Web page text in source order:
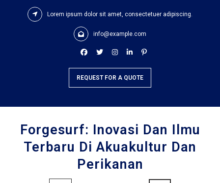
Lorem ipsum dolor sit amet, consectetuer adipiscing.
info@example.com
REQUEST FOR A QUOTE
Forgesurf: Inovasi Dan Ilmu
Terbaru Di Akuakultur Dan
Perikanan